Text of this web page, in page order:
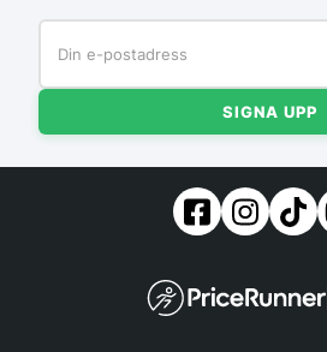
SIGNA UPP